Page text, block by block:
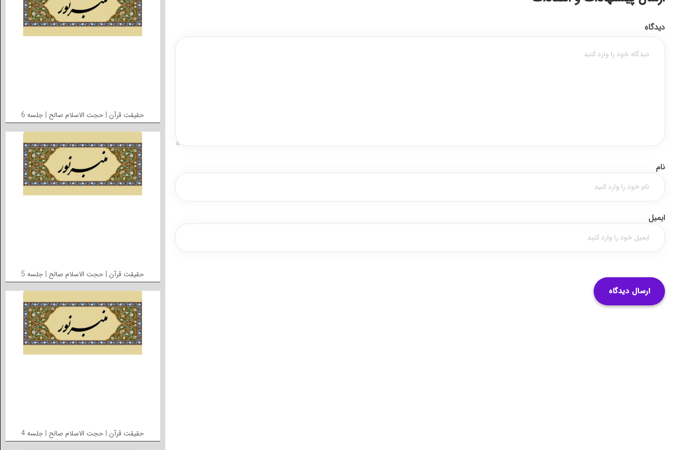
دیدگاه
نام
ایمیل
حقیقت قرآن | حجت الاسلام صالح | جلسه 6
حقیقت قرآن | حجت الاسلام صالح | جلسه 5
حقیقت قرآن | حجت الاسلام صالح | جلسه 4